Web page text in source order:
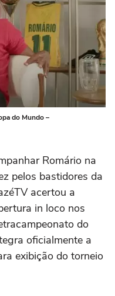
do Mundo –
Romário na
pelos bastidores da
acertou a
in loco nos
do
oficialmente a
exibição do torneio